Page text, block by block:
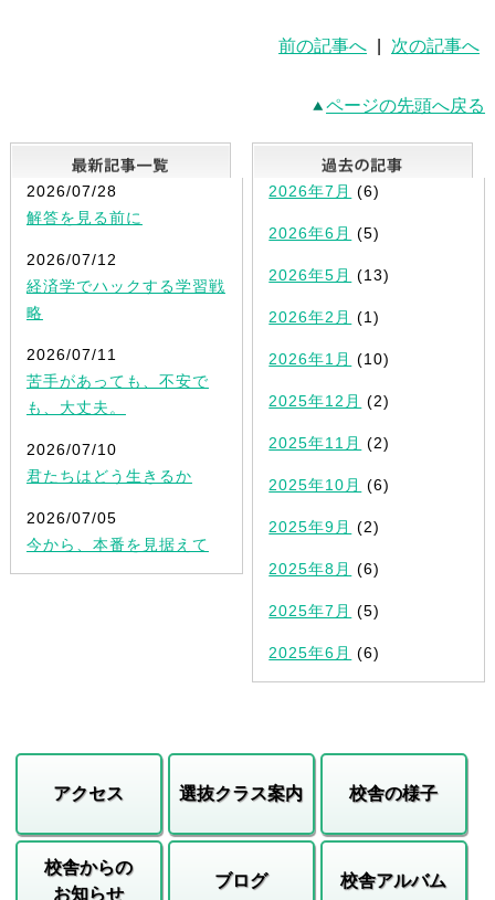
前の記事へ 次の記事へ
ページの先頭へ戻る
最新記事一覧
2026/07/28
解答を見る前に
2026/07/12
経済学でハックする学習戦
略
2026/07/11
苦手があっても、不安で
も、大丈夫。
2026/07/10
君たちはどう生きるか
2026/07/05
今から、本番を見据えて
2026年7月 (6)
2026年6月 (5)
2026年5月 (13)
2026年2月 (1)
2026年1月 (10)
2025年12月 (2)
2025年11月 (2)
2025年10月 (6)
2025年9月 (2)
2025年8月 (6)
2025年7月 (5)
2025年6月 (6)
アクセス 選抜クラス案内 校舎の様子
校舎からの
お知らせ
ブログ 校舎アルバム